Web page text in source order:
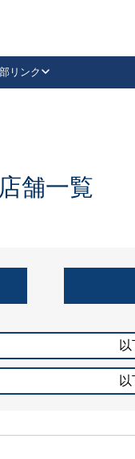
抗ウイルス・抗菌製品
リンク
店舗一覧